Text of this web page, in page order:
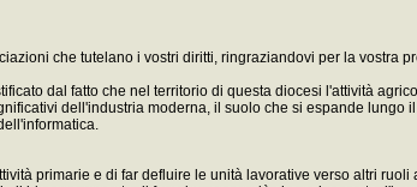
che tutelano i vostri diritti, ringraziandovi per la vostra
dal fatto che nel territorio di questa diocesi l'attività
dell'industria moderna, il suolo che si espande
primarie e di far defluire le unità lavorative verso altri